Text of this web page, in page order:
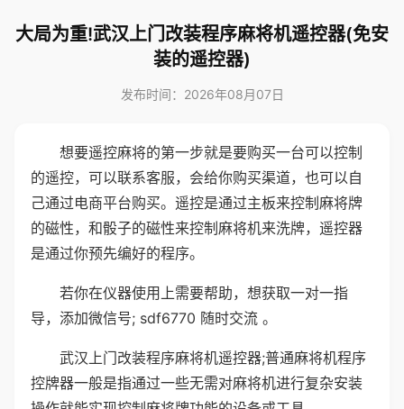
大局为重!武汉上门改装程序麻将机遥控器(免安
装的遥控器)
发布时间：2026年08月07日
想要遥控麻将的第一步就是要购买一台可以控制
的遥控，可以联系客服，会给你购买渠道，也可以自
己通过电商平台购买。遥控是通过主板来控制麻将牌
的磁性，和骰子的磁性来控制麻将机来洗牌，遥控器
是通过你预先编好的程序。
若你在仪器使用上需要帮助，想获取一对一指
导，添加微信号; sdf6770 随时交流 。
武汉上门改装程序麻将机遥控器;普通麻将机程序
控牌器一般是指通过一些无需对麻将机进行复杂安装